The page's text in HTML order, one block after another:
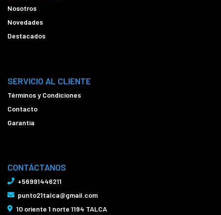
Nosotros
Novedades
Destacados
SERVICIO AL CLIENTE
Términos y Condiciones
Contacto
Garantía
CONTÁCTANOS
+56991446211
punto21talca@gmail.com
10 oriente 1 norte 1194 TALCA